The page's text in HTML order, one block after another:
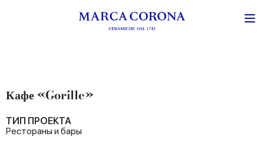
Кафе «Gorille»
ТИП ПРОЕКТА
Рестораны и бары